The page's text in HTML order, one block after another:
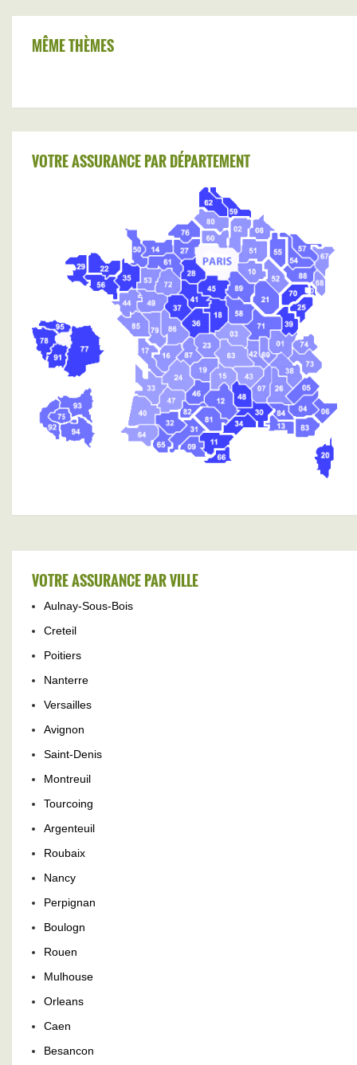
MÊME THÈMES
VOTRE ASSURANCE PAR DÉPARTEMENT
VOTRE ASSURANCE PAR VILLE
Aulnay-Sous-Bois
Creteil
Poitiers
Nanterre
Versailles
Avignon
Saint-Denis
Montreuil
Tourcoing
Argenteuil
Roubaix
Nancy
Perpignan
Boulogn
Rouen
Mulhouse
Orleans
Caen
Besancon